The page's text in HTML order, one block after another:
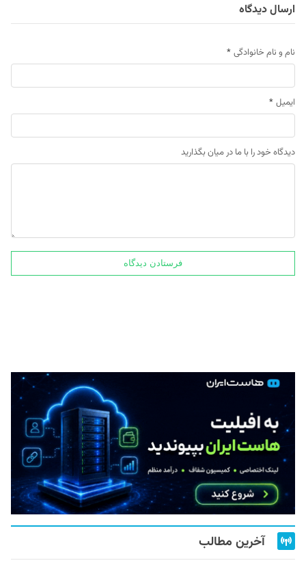
ارسال دیدگاه
نام و نام خانوادگی *
ایمیل *
دیدگاه خود را با ما در میان بگذارید
آخرین مطالب